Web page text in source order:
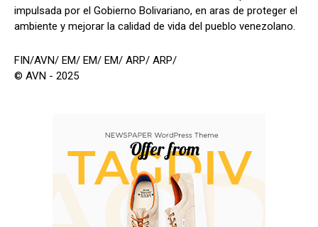
impulsada por el Gobierno Bolivariano, en aras de proteger el
ambiente y mejorar la calidad de vida del pueblo venezolano.
FIN/AVN/ EM/ EM/ EM/ ARP/ ARP/
© AVN - 2025